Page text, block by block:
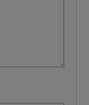
z portalu